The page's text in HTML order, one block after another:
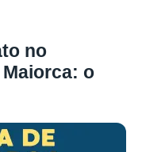
no
o